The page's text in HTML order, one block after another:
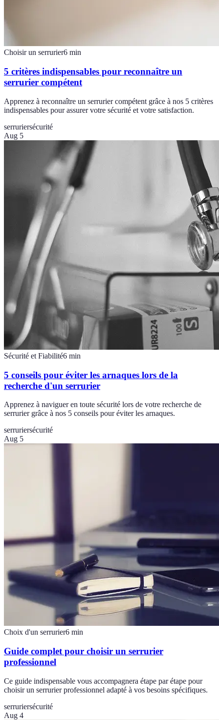
Choisir un serrurier6 min
5 critères indispensables pour reconnaître un
serrurier compétent
Apprenez à reconnaître un serrurier compétent grâce à nos 5 critères
indispensables pour assurer votre sécurité et votre satisfaction.
serruriersécurité
Aug 5
Sécurité et Fiabilité6 min
5 conseils pour éviter les arnaques lors de la
recherche d'un serrurier
Apprenez à naviguer en toute sécurité lors de votre recherche de
serrurier grâce à nos 5 conseils pour éviter les arnaques.
serruriersécurité
Aug 5
Choix d'un serrurier6 min
Guide complet pour choisir un serrurier
professionnel
Ce guide indispensable vous accompagnera étape par étape pour
choisir un serrurier professionnel adapté à vos besoins spécifiques.
serruriersécurité
Aug 4